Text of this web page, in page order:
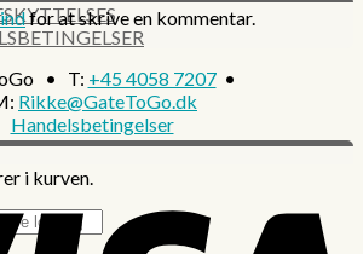
i kurven.
for at skrive en kommentar.
• T: +45 4058 7207•
Rikke@GateToGo.dk
Handelsbetingelser